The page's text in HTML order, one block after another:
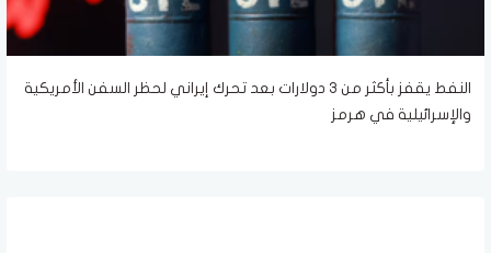
النفط يقفز بأكثر من 3 دولارات بعد تحرك إيراني لحظر السفن الأمريكية
والإسرائيلية في هرمز